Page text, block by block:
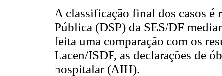
A classificação final dos casos é
Pública (DSP) da SES/DF
feita uma comparação com os
Lacen/ISDF, as declarações de
hospitalar (AIH).